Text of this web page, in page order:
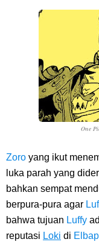
One
Zoro yang ikut
luka parah yang
bahkan sempat
berpura-pura agar
bahwa tujuan Luffy
reputasi Loki di